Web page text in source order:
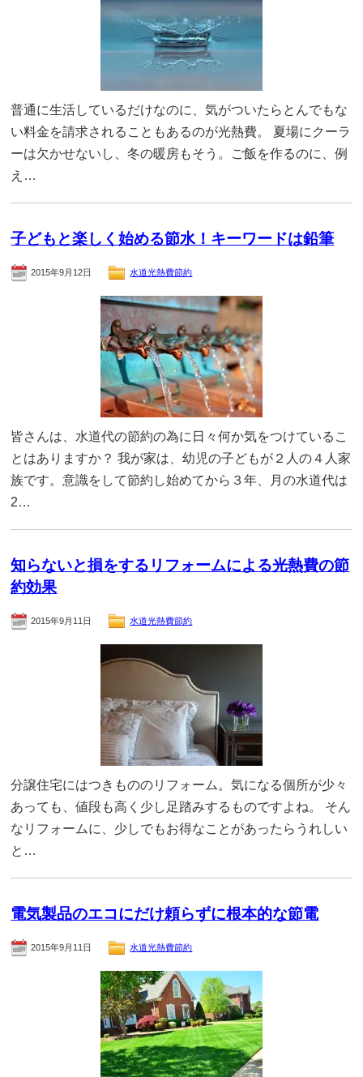
普通に生活しているだけなのに、気がついたらとんでもな
い料金を請求されることもあるのが光熱費。 夏場にクーラ
ーは欠かせないし、冬の暖房もそう。ご飯を作るのに、例
え…
子どもと楽しく始める節水！キーワードは鉛筆
2015年9月12日 水道光熱費節約
皆さんは、水道代の節約の為に日々何か気をつけているこ
とはありますか？ 我が家は、幼児の子どもが２人の４人家
族です。意識をして節約し始めてから３年、月の水道代は
2…
知らないと損をするリフォームによる光熱費の節
約効果
2015年9月11日 水道光熱費節約
分譲住宅にはつきもののリフォーム。気になる個所が少々
あっても、値段も高く少し足踏みするものですよね。 そん
なリフォームに、少しでもお得なことがあったらうれしい
と…
電気製品のエコにだけ頼らずに根本的な節電
2015年9月11日 水道光熱費節約